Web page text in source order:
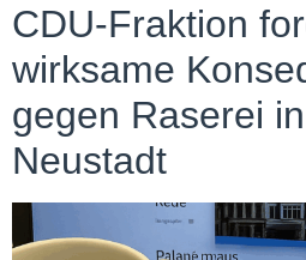
CDU-Fraktion
wirksame
gegen Raserei
Neustadt